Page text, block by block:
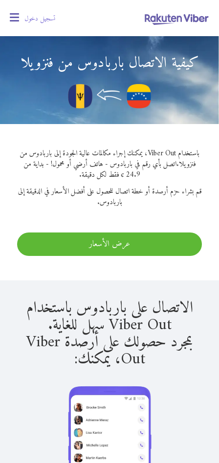
تسجيل دخول
كيفية الاتصال باربادوس من فنزويلا
باستخدام Viber Out، يمكنك إجراء مكالمات عالية الجودة إلى باربادوس من
فنزويلا.اتصل بأي رقم في باربادوس - هاتف أرضي أو محمول! - بداية من
24.9 ¢ فقط لكل دقيقة.
قم بشراء حزم أرصدة أو خطة اتصال للحصول على أفضل الأسعار في الدقيقة إلى
باربادوس.
عرض الأسعار
الاتصال على باربادوس باستخدام
Viber Out سهل للغاية.
بمجرد حصولك على أرصدة Viber
Out، يمكنك: